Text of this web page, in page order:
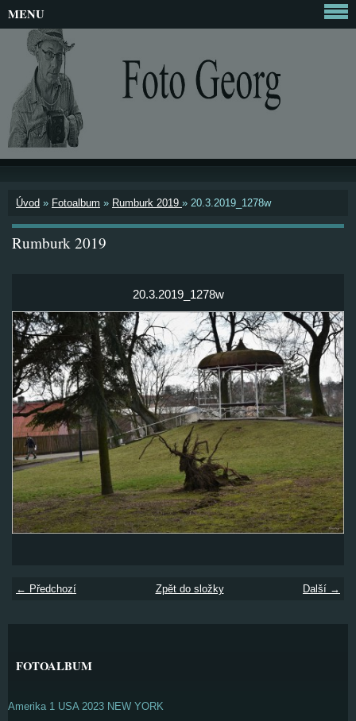
Úvod » Fotoalbum » Rumburk 2019 » 20.3.2019_1278w
Rumburk 2019
20.3.2019_1278w
← Předchozí Další →
Zpět do složky
MENU
FOTOALBUM
Amerika 1 USA 2023 NEW YORK